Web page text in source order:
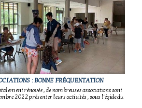
: BONNE FRÉQUENTATION
rénovée , de nombreuses associations sont
2022 présenter leurs activités , sous l'égide du